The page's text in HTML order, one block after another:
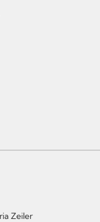
Zeiler